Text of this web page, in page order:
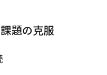
題の克服